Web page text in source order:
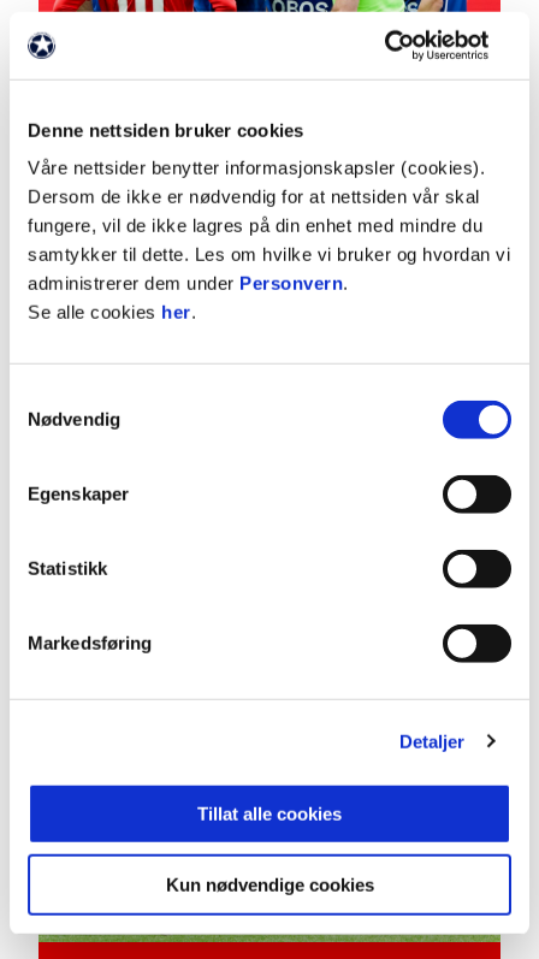
Denne nettsiden bruker cookies
Våre nettsider benytter informasjonskapsler (cookies).
Dersom de ikke er nødvendig for at nettsiden vår skal
fungere, vil de ikke lagres på din enhet med mindre du
samtykker til dette. Les om hvilke vi bruker og hvordan vi
administrerer dem under Personvern.
Se alle cookies her.
Nødvendig
Egenskaper
Statistikk
Markedsføring
Detaljer
Tillat alle cookies
Kun nødvendige cookies
Foto: Paul S. Amundsen / NTB
Amundsen / NTB